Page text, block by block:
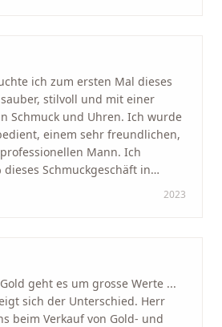
wirklich am Herzen liegen.
schätzt, ist hier genau
ich zum ersten Mal dieses
stilvoll und mit einer
Schmuck und Uhren. Ich wurde
einem sehr freundlichen,
Mann. Ich
Schmuckgeschäft in
war sehr zufrieden und
Ich danke Ihnen – ich
2023
geht es um grosse Werte ...
sich der Unterschied. Herr
beim Verkauf von Gold- und